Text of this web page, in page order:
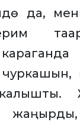
да,